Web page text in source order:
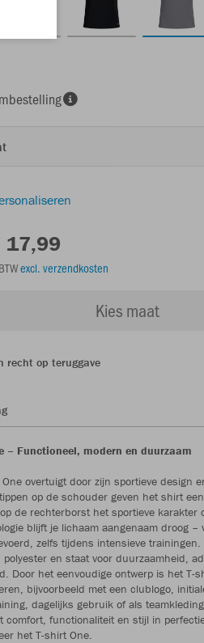
17,99
excl. verzendkosten
Kies maat
recht op teruggave
– Functioneel, modern en duurzaam
overtuigt door zijn sportieve design
op de schouder geven het shirt
op de rechterborst het sportieve
blijft je lichaam aangenaam droog
zelfs tijdens intensieve
polyester en staat voor duurzaamheid,
Door het eenvoudige ontwerp is het T-
bijvoorbeeld met een clublogo,
dagelijks gebruik of als
comfort, functionaliteit en stijl in
het T-shirt One.